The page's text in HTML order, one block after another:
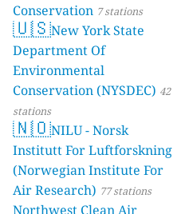
Conservation 7 stations
🇺🇸New York State
Department Of
Environmental
Conservation (NYSDEC) 42
stations
🇳🇴NILU - Norsk
Institutt For Luftforskning
(Norwegian Institute For
Air Research) 77 stations
Northwest Clean Air